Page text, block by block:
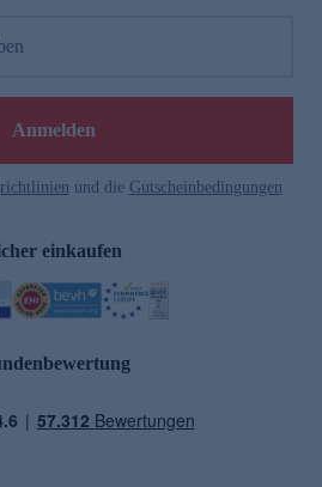
Anmelden
und die Gutscheinbedingungen
einkaufen